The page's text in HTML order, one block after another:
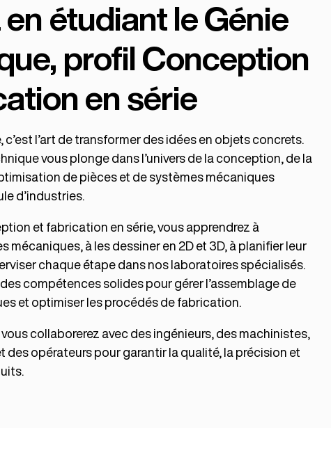
en étudiant le Génie
profil Conception
en série
c’est l’art de transformer des idées en objets concrets.
vous plonge dans l’univers de la conception, de la
de pièces et de systèmes mécaniques
d’industries.
et fabrication en série, vous apprendrez à
mécaniques, à les dessiner en 2D et 3D, à planifier leur
chaque étape dans nos laboratoires spécialisés.
compétences solides pour gérer l’assemblage de
et optimiser les procédés de fabrication.
collaborerez avec des ingénieurs, des machinistes,
des opérateurs pour garantir la qualité, la précision et